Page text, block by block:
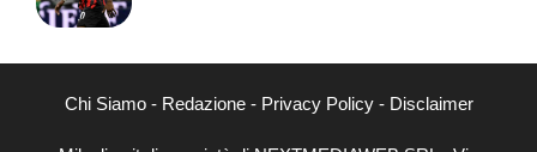
Chi Siamo- Redazione- Privacy Policy- Disclaimer